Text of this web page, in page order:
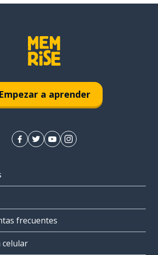
Empezar a aprender
frecuentes
celular